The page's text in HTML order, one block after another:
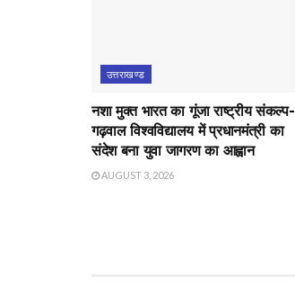
उत्तराखण्ड
नशा मुक्त भारत का गूंजा राष्ट्रीय संकल्प-
गढ़वाल विश्वविद्यालय में प्रधानमंत्री का
संदेश बना युवा जागरण का आह्वान
AUGUST 3, 2026